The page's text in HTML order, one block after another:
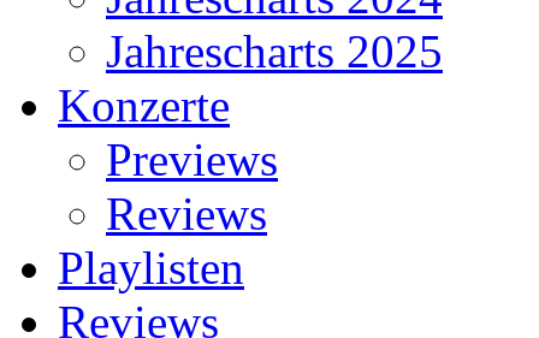
Jahrescharts 2025
Konzerte
Previews
Reviews
Playlisten
Reviews